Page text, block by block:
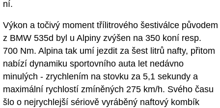
ní.
Výkon a točivý moment třílitrového šestiválce původem
z BMW 535d byl u Alpiny zvýšen na 350 koní resp.
700 Nm. Alpina tak umí jezdit za šest litrů nafty, přitom
nabízí dynamiku sportovního auta let nedávno
minulých - zrychlením na stovku za 5,1 sekundy a
maximální rychlostí zmíněných 275 km/h. Svého času
šlo o nejrychlejší sériově vyráběný naftový kombík